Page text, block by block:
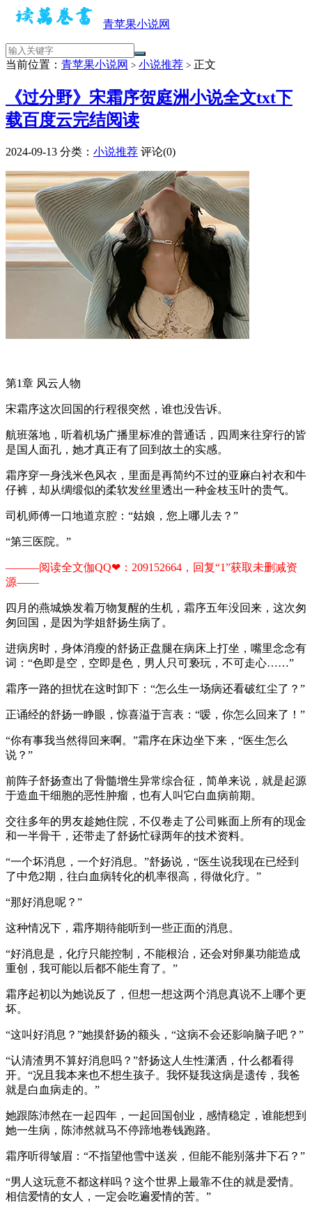
青苹果小说网
当前位置： 青苹果小说网 > 小说推荐 > 正文
《过分野》宋霜序贺庭洲小说全文txt下
载百度云完结阅读
2024-09-13 分类： 小说推荐 评论(0)
第1章 风云人物
宋霜序这次回国的行程很突然，谁也没告诉。
航班落地，听着机场广播里标准的普通话，四周来往穿行的皆
是国人面孔，她才真正有了回到故土的实感。
霜序穿一身浅米色风衣，里面是再简约不过的亚麻白衬衣和牛
仔裤，却从绸缎似的柔软发丝里透出一种金枝玉叶的贵气。
司机师傅一口地道京腔：“姑娘，您上哪儿去？”
“第三医院。”
———阅读全文伽QQ❤：209152664，回复“1”获取未删减资
源—​​​​—​​​​
四月的燕城焕发着万物复醒的生机，霜序五年没回来，这次匆
匆回国，是因为学姐舒扬生病了。
进病房时，身体消瘦的舒扬正盘腿在病床上打坐，嘴里念念有
词：“色即是空，空即是色，男人只可亵玩，不可走心……”
霜序一路的担忧在这时卸下：“怎么生一场病还看破红尘了？”
正诵经的舒扬一睁眼，惊喜溢于言表：“嗳，你怎么回来了！”
“你有事我当然得回来啊。”霜序在床边坐下来，“医生怎么
说？”
前阵子舒扬查出了骨髓增生异常综合征，简单来说，就是起源
于造血干细胞的恶性肿瘤，也有人叫它白血病前期。
交往多年的男友趁她住院，不仅卷走了公司账面上所有的现金
和一半骨干，还带走了舒扬忙碌两年的技术资料。
“一个坏消息，一个好消息。”舒扬说，“医生说我现在已经到
了中危2期，往白血病转化的机率很高，得做化疗。”
“那好消息呢？”
这种情况下，霜序期待能听到一些正面的消息。
“好消息是，化疗只能控制，不能根治，还会对卵巢功能造成
重创，我可能以后都不能生育了。”
霜序起初以为她说反了，但想一想这两个消息真说不上哪个更
坏。
“这叫好消息？”她摸舒扬的额头，“这病不会还影响脑子吧？”
“认清渣男不算好消息吗？”舒扬这人生性潇洒，什么都看得
开。“况且我本来也不想生孩子。我怀疑我这病是遗传，我爸
就是白血病走的。”
她跟陈沛然在一起四年，一起回国创业，感情稳定，谁能想到
她一生病，陈沛然就马不停蹄地卷钱跑路。
霜序听得皱眉：“不指望他雪中送炭，但能不能别落井下石？”
“男人这玩意不都这样吗？这个世界上最靠不住的就是爱情。
相信爱情的女人，一定会吃遍爱情的苦。”